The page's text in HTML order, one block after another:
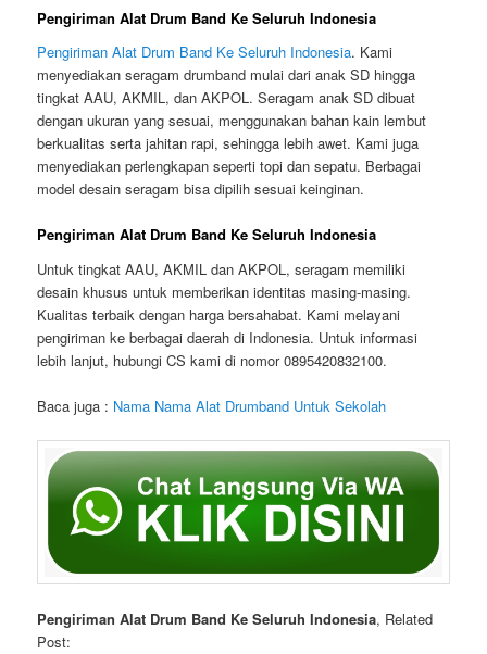
Pengiriman Alat Drum Band Ke Seluruh Indonesia
Pengiriman Alat Drum Band Ke Seluruh Indonesia. Kami
menyediakan seragam drumband mulai dari anak SD hingga
tingkat AAU, AKMIL, dan AKPOL. Seragam anak SD dibuat
dengan ukuran yang sesuai, menggunakan bahan kain lembut
berkualitas serta jahitan rapi, sehingga lebih awet. Kami juga
menyediakan perlengkapan seperti topi dan sepatu. Berbagai
model desain seragam bisa dipilih sesuai keinginan.
Pengiriman Alat Drum Band Ke Seluruh Indonesia
Untuk tingkat AAU, AKMIL dan AKPOL, seragam memiliki
desain khusus untuk memberikan identitas masing-masing.
Kualitas terbaik dengan harga bersahabat. Kami melayani
pengiriman ke berbagai daerah di Indonesia. Untuk informasi
lebih lanjut, hubungi CS kami di nomor 0895420832100.
Baca juga : Nama Nama Alat Drumband Untuk Sekolah
Pengiriman Alat Drum Band Ke Seluruh Indonesia, Related
Post: